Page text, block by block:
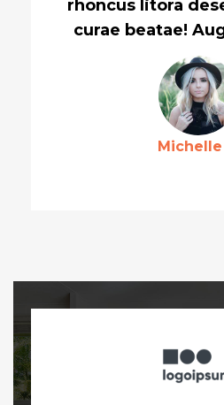
rhoncus litora
curae beatae!
Michelle